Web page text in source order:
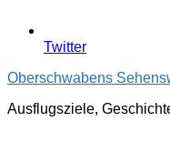
Twitter
Oberschwabens
Ausflugsziele,